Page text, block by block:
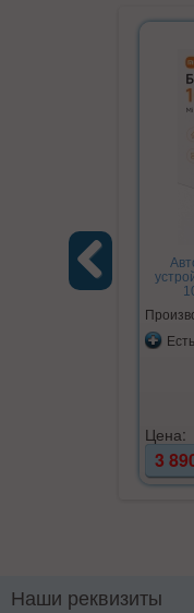
Цена:
3
Наши реквизиты